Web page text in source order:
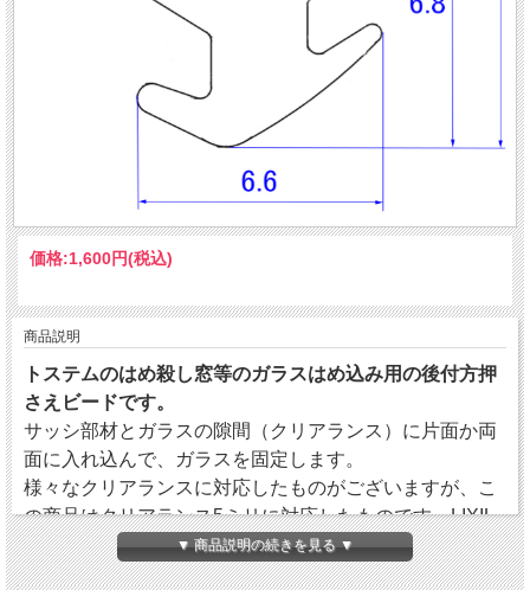
価格:1,600円(税込)
商品説明
トステムのはめ殺し窓等のガラスはめ込み用の後付方押
さえビードです。
サッシ部材とガラスの隙間（クリアランス）に片面か両
面に入れ込んで、ガラスを固定します。
様々なクリアランスに対応したものがございますが、こ
の商品はクリアランス5ミリに対応したものです。LIXIL
の純正品です。
商品番号 TKZG025
▼ 商品説明の続きを見る ▼